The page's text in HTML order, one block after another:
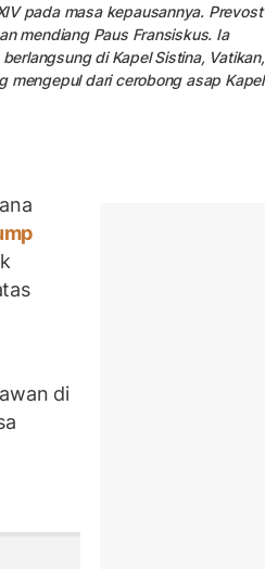
pada masa kepausannya. Prevost
mendiang Paus Fransiskus. Ia
di Kapel Sistina, Vatikan,
mengepul dari cerobong asap Kapel
di